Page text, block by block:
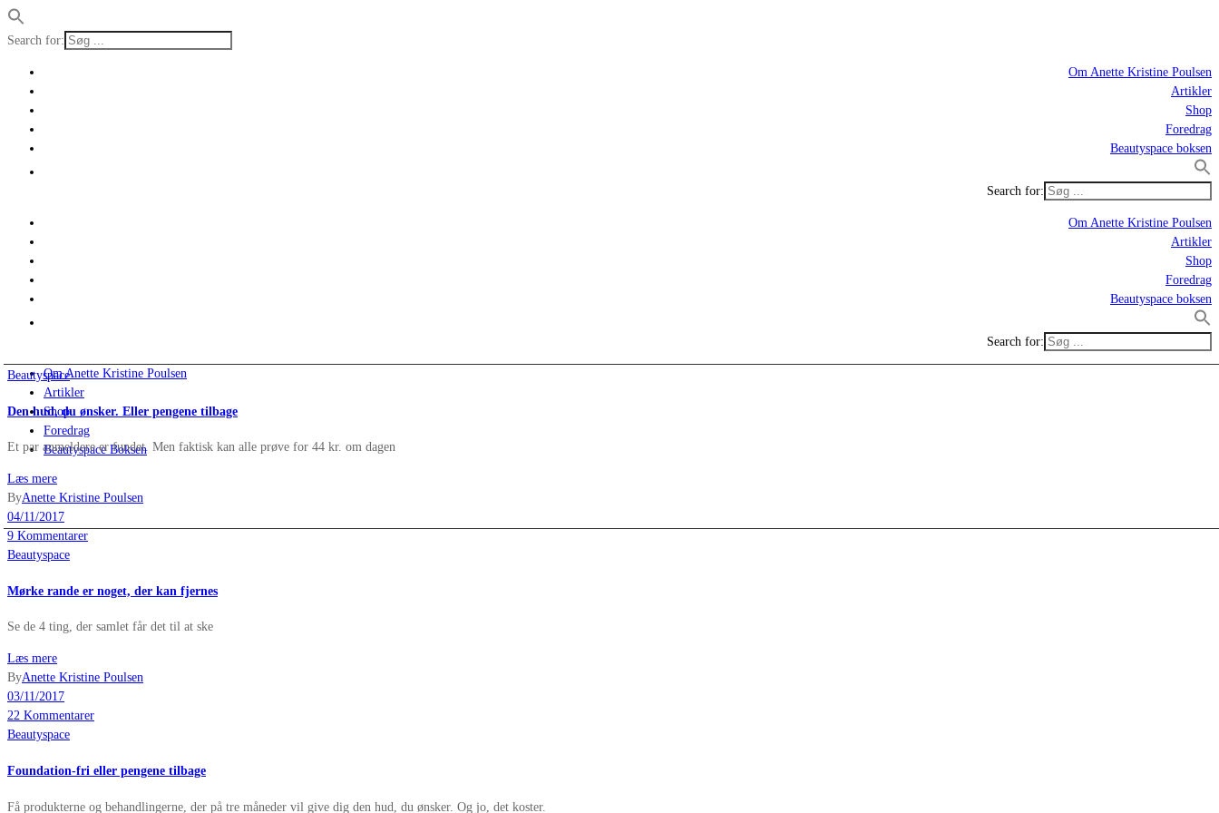
Search for:
Om Anette Kristine Poulsen
Artikler
Shop
Foredrag
Beautyspace boksen
Search for:
Om Anette Kristine Poulsen
Artikler
Shop
Foredrag
Beautyspace boksen
Search for:
Om Anette Kristine Poulsen
Artikler
Shop
Foredrag
Beautyspace Boksen
Beautyspace
Den hud, du ønsker. Eller pengene tilbage
Et par anmeldere er fundet. Men faktisk kan alle prøve for 44 kr. om dagen
Læs mere
ByAnette Kristine Poulsen
04/11/2017
9 Kommentarer
Beautyspace
Mørke rande er noget, der kan fjernes
Se de 4 ting, der samlet får det til at ske
Læs mere
ByAnette Kristine Poulsen
03/11/2017
22 Kommentarer
Beautyspace
Foundation-fri eller pengene tilbage
Få produkterne og behandlingerne, der på tre måneder vil give dig den hud, du ønsker. Og jo, det koster.